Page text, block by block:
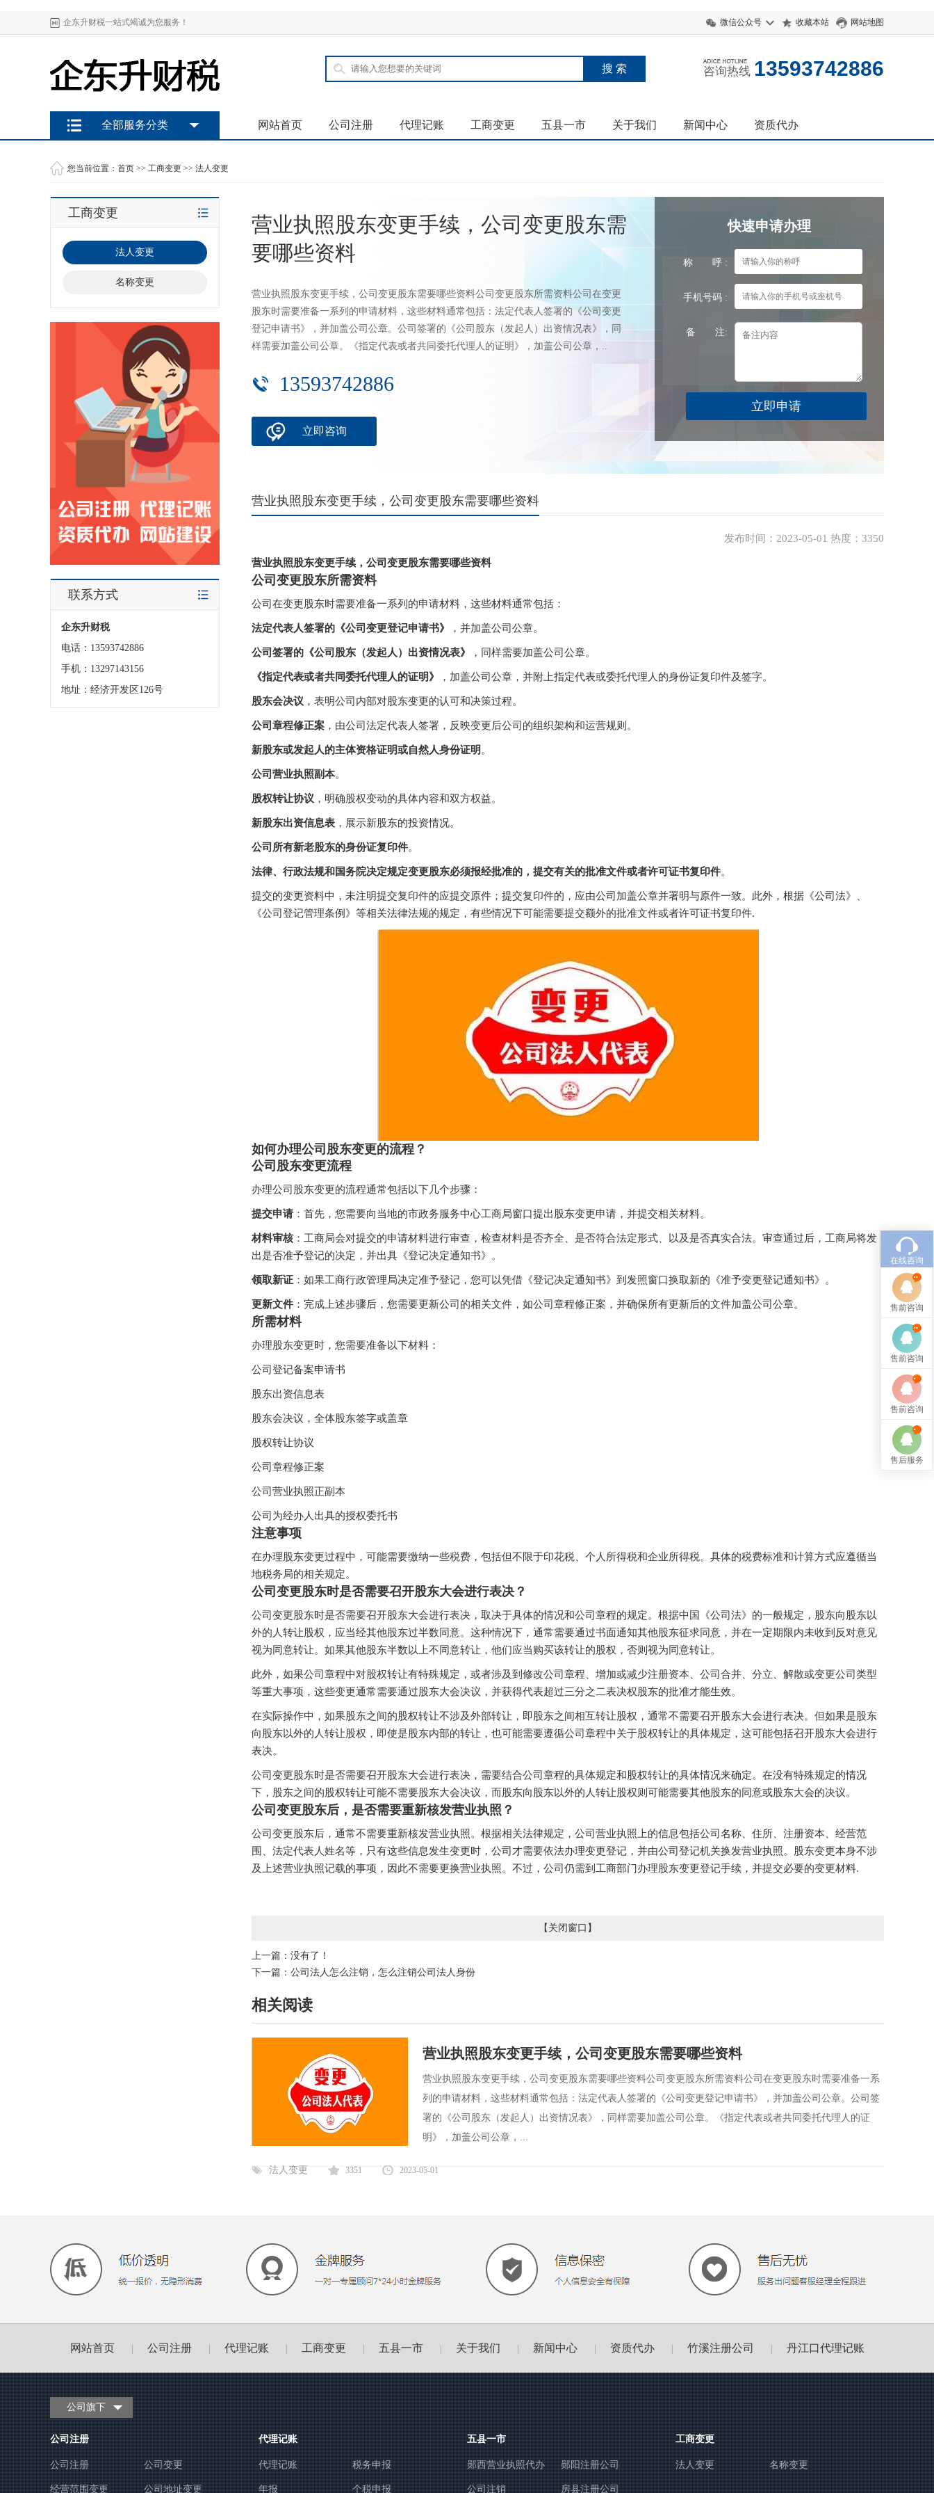
企东升财税一站式竭诚为您服务！ 微信公众号 收藏本站 网站地图
咨询热线 13593742886
网站首页 公司注册 代理记账 工商变更 五县一市 关于我们 新闻中心 资质代办
全部服务分类
您当前位置： 首页 >> 工商变更 >> 法人变更
工商变更
法人变更
名称变更
联系方式
企东升财税
电话：13593742886
手机：13297143156
地址：经济开发区126号
营业执照股东变更手续，公司变更股东需
要哪些资料
营业执照股东变更手续，公司变更股东需要哪些资料公司变更股东所需资料公司在变更
股东时需要准备一系列的申请材料，这些材料通常包括：法定代表人签署的《公司变更
登记申请书》，并加盖公司公章。公司签署的《公司股东（发起人）出资情况表》，同
样需要加盖公司公章。《指定代表或者共同委托代理人的证明》，加盖公司公章，..
13593742886
立即咨询
快速申请办理
称 呼 :
手机号码 :
备 注:
营业执照股东变更手续，公司变更股东需要哪些资料
发布时间：2023-05-01 热度：3350
营业执照股东变更手续，公司变更股东需要哪些资料
公司变更股东所需资料
公司在变更股东时需要准备一系列的申请材料，这些材料通常包括：
法定代表人签署的《公司变更登记申请书》 ，并加盖公司公章。
公司签署的《公司股东（发起人）出资情况表》 ，同样需要加盖公司公章。
《指定代表或者共同委托代理人的证明》 ，加盖公司公章，并附上指定代表或委托代理人的身份证复印件及签字。
股东会决议 ，表明公司内部对股东变更的认可和决策过程。
公司章程修正案 ，由公司法定代表人签署，反映变更后公司的组织架构和运营规则。
新股东或发起人的主体资格证明或自然人身份证明 。
公司营业执照副本。
股权转让协议 ，明确股权变动的具体内容和双方权益。
新股东出资信息表 ，展示新股东的投资情况。
公司所有新老股东的身份证复印件。
法律、行政法规和国务院决定规定变更股东必须报经批准的，提交有关的批准文件或者许可证书复印件。
提交的变更资料中，未注明提交复印件的应提交原件；提交复印件的，应由公司加盖公章并署明与原件一致。此外，根据《公司法》、
《公司登记管理条例》等相关法律法规的规定，有些情况下可能需要提交额外的批准文件或者许可证书复印件.
如何办理公司股东变更的流程？
公司股东变更流程
办理公司股东变更的流程通常包括以下几个步骤：
提交申请 ：首先，您需要向当地的市政务服务中心工商局窗口提出股东变更申请，并提交相关材料。
材料审核：工商局会对提交的申请材料进行审查，检查材料是否齐全、是否符合法定形式、以及是否真实合法。审查通过后，工商局将发
出是否准予登记的决定，并出具《登记决定通知书》。
领取新证 ：如果工商行政管理局决定准予登记，您可以凭借《登记决定通知书》到发照窗口换取新的《准予变更登记通知书》。
更新文件 ：完成上述步骤后，您需要更新公司的相关文件，如公司章程修正案，并确保所有更新后的文件加盖公司公章。
所需材料
办理股东变更时，您需要准备以下材料：
公司登记备案申请书
股东出资信息表
股东会决议，全体股东签字或盖章
股权转让协议
公司章程修正案
公司营业执照正副本
公司为经办人出具的授权委托书
注意事项
在办理股东变更过程中，可能需要缴纳一些税费，包括但不限于印花税、个人所得税和企业所得税。具体的税费标准和计算方式应遵循当
地税务局的相关规定。
公司变更股东时是否需要召开股东大会进行表决？
公司变更股东时是否需要召开股东大会进行表决，取决于具体的情况和公司章程的规定。根据中国《公司法》的一般规定，股东向股东以
外的人转让股权，应当经其他股东过半数同意。这种情况下，通常需要通过书面通知其他股东征求同意，并在一定期限内未收到反对意见
视为同意转让。如果其他股东半数以上不同意转让，他们应当购买该转让的股权，否则视为同意转让。
此外，如果公司章程中对股权转让有特殊规定，或者涉及到修改公司章程、增加或减少注册资本、公司合并、分立、解散或变更公司类型
等重大事项，这些变更通常需要通过股东大会决议，并获得代表超过三分之二表决权股东的批准才能生效。
在实际操作中，如果股东之间的股权转让不涉及外部转让，即股东之间相互转让股权，通常不需要召开股东大会进行表决。但如果是股东
向股东以外的人转让股权，即使是股东内部的转让，也可能需要遵循公司章程中关于股权转让的具体规定，这可能包括召开股东大会进行
表决。
公司变更股东时是否需要召开股东大会进行表决，需要结合公司章程的具体规定和股权转让的具体情况来确定。在没有特殊规定的情况
下，股东之间的股权转让可能不需要股东大会决议，而股东向股东以外的人转让股权则可能需要其他股东的同意或股东大会的决议。
公司变更股东后，是否需要重新核发营业执照？
公司变更股东后，通常不需要重新核发营业执照。根据相关法律规定，公司营业执照上的信息包括公司名称、住所、注册资本、经营范
围、法定代表人姓名等，只有这些信息发生变更时，公司才需要依法办理变更登记，并由公司登记机关换发营业执照。股东变更本身不涉
及上述营业执照记载的事项，因此不需要更换营业执照。不过，公司仍需到工商部门办理股东变更登记手续，并提交必要的变更材料.
【 关闭窗口 】
上一篇：没有了！
下一篇： 公司法人怎么注销，怎么注销公司法人身份
相关阅读
营业执照股东变更手续，公司变更股东需要哪些资料
营业执照股东变更手续，公司变更股东需要哪些资料公司变更股东所需资料公司在变更股东时需要准备一系
列的申请材料，这些材料通常包括：法定代表人签署的《公司变更登记申请书》，并加盖公司公章。公司签
署的《公司股东（发起人）出资情况表》，同样需要加盖公司公章。《指定代表或者共同委托代理人的证
明》，加盖公司公章，...
法人变更 3351 2023-05-01
网站首页 公司注册 代理记账 工商变更 五县一市 关于我们 新闻中心 资质代办 竹溪注册公司 丹江口代理记账
公司旗下
公司注册
公司注册 公司变更
经营范围变更 公司地址变更
代理记账
代理记账 税务申报
年报 个税申报
五县一市
郧西营业执照代办 郧阳注册公司
公司注销 房县注册公司
工商变更
法人变更 名称变更
在线咨询
售前咨询
售前咨询
售前咨询
售后服务